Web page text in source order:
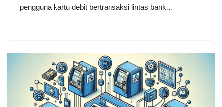
pengguna kartu debit bertransaksi lintas bank…